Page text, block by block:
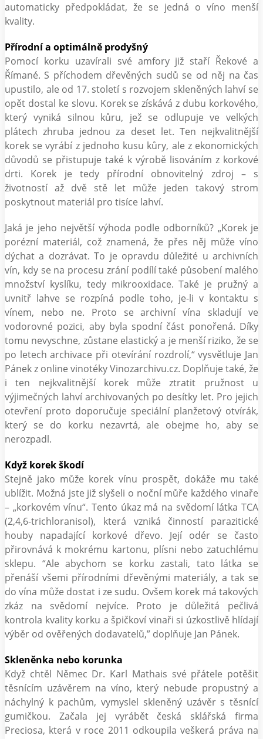
automaticky předpokládat, že se jedná o víno menší
kvality.
Přírodní a optimálně prodyšný
Pomocí korku uzavírali své amfory již staří Řekové a
Římané. S příchodem dřevěných sudů se od něj na čas
upustilo, ale od 17. století s rozvojem skleněných lahví se
opět dostal ke slovu. Korek se získává z dubu korkového,
který vyniká silnou kůru, jež se odlupuje ve velkých
plátech zhruba jednou za deset let. Ten nejkvalitnější
korek se vyrábí z jednoho kusu kůry, ale z ekonomických
důvodů se přistupuje také k výrobě lisováním z korkové
drti. Korek je tedy přírodní obnovitelný zdroj – s
životností až dvě stě let může jeden takový strom
poskytnout materiál pro tisíce lahví.
Jaká je jeho největší výhoda podle odborníků? „Korek je
porézní materiál, což znamená, že přes něj může víno
dýchat a dozrávat. To je opravdu důležité u archivních
vín, kdy se na procesu zrání podílí také působení malého
množství kyslíku, tedy mikrooxidace. Také je pružný a
uvnitř lahve se rozpíná podle toho, je-li v kontaktu s
vínem, nebo ne. Proto se archivní vína skladují ve
vodorovné pozici, aby byla spodní část ponořená. Díky
tomu nevyschne, zůstane elastický a je menší riziko, že se
po letech archivace při otevírání rozdrolí,“ vysvětluje Jan
Pánek z online vinotéky Vinozarchivu.cz. Doplňuje také, že
i ten nejkvalitnější korek může ztratit pružnost u
výjimečných lahví archivovaných po desítky let. Pro jejich
otevření proto doporučuje speciální planžetový otvírák,
který se do korku nezavrtá, ale obejme ho, aby se
nerozpadl.
Když korek škodí
Stejně jako může korek vínu prospět, dokáže mu také
ublížit. Možná jste již slyšeli o noční můře každého vinaře
– „korkovém vínu“. Tento úkaz má na svědomí látka TCA
(2,4,6-trichloranisol), která vzniká činností parazitické
houby napadající korkové dřevo. Její odér se často
přirovnává k mokrému kartonu, plísni nebo zatuchlému
sklepu. “Ale abychom se korku zastali, tato látka se
přenáší všemi přírodními dřevěnými materiály, a tak se
do vína může dostat i ze sudu. Ovšem korek má takových
zkáz na svědomí nejvíce. Proto je důležitá pečlivá
kontrola kvality korku a špičkoví vinaři si úzkostlivě hlídají
výběr od ověřených dodavatelů,” doplňuje Jan Pánek.
Skleněnka nebo korunka
Když chtěl Němec Dr. Karl Mathais své přátele potěšit
těsnícím uzávěrem na víno, který nebude propustný a
náchylný k pachům, vymyslel skleněný uzávěr s těsnící
gumičkou. Začala jej vyrábět česká sklářská firma
Preciosa, která v roce 2011 odkoupila veškerá práva na